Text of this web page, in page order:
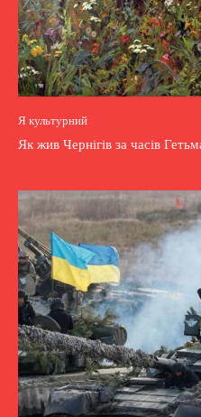
Я культурний
Як жив Чернігів за часів